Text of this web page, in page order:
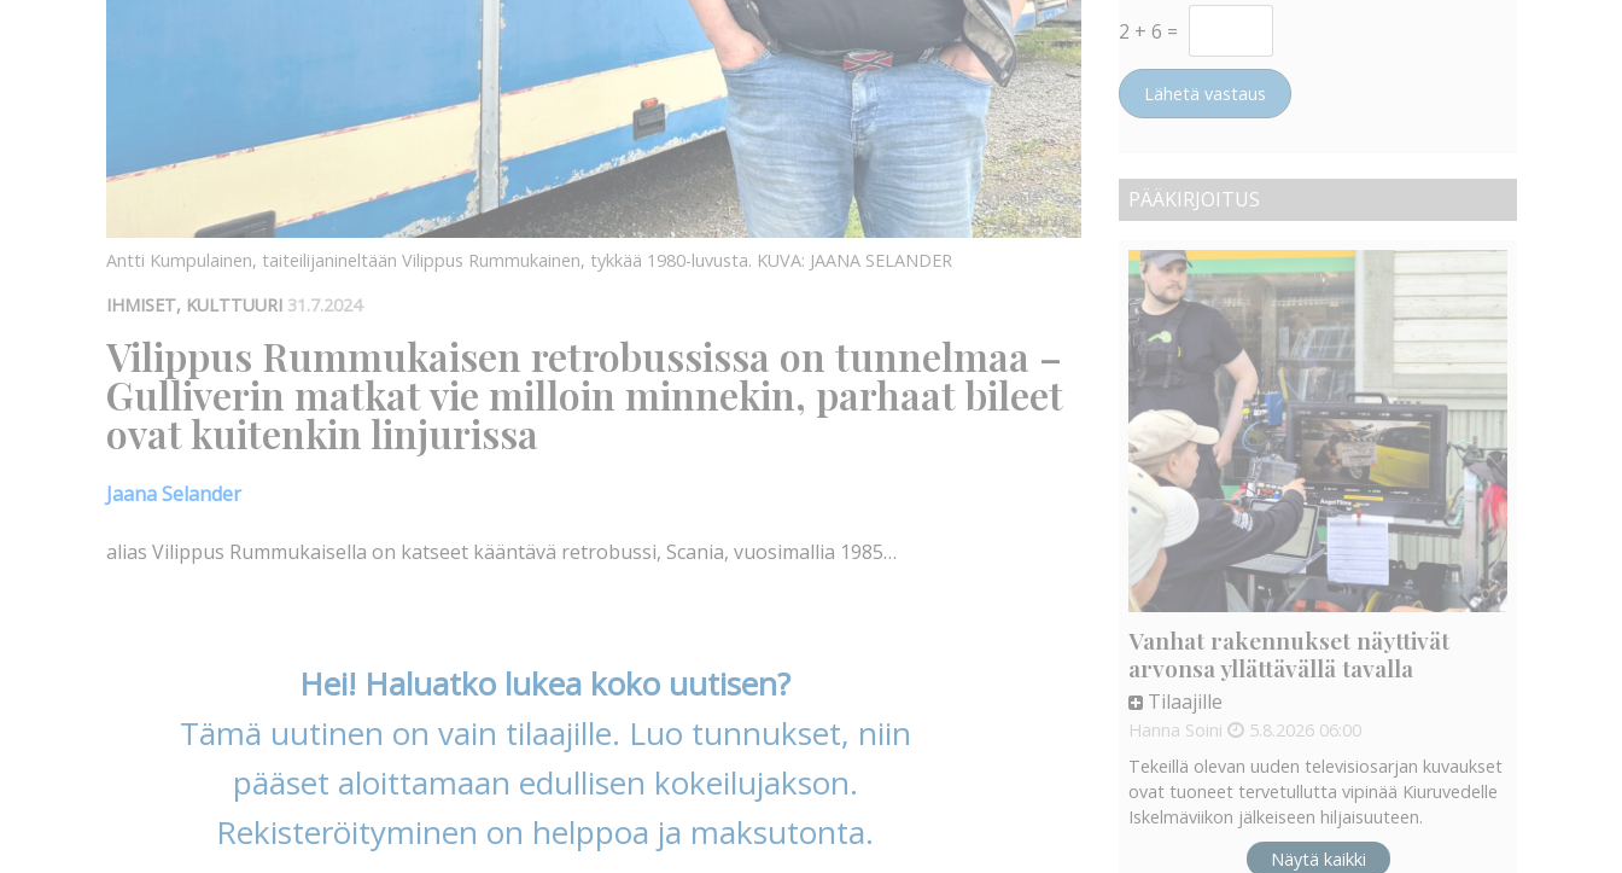
KUVA:
KUVA:
JAANA
SELANDER
Antti Kumpulainen, taiteilijanineltään Vilippus Rummukainen, tykkää 1980-luvusta. KUVA: JAANA SELANDER
IHMISET, KULTTUURI 31.7.2024
Vilippus Rummukaisen retrobussissa on tunnelmaa –
Gulliverin matkat vie milloin minnekin, parhaat bileet
ovat kuitenkin linjurissa
Jaana Selander
alias Vilippus Rummukaisella on katseet kääntävä retrobussi, Scania, vuosimallia 1985…
Hei! Haluatko lukea koko uutisen?
Tämä uutinen on vain tilaajille. Luo tunnukset, niin
pääset aloittamaan edullisen kokeilujakson.
Rekisteröityminen on helppoa ja maksutonta.
2 + 6 =
Lähetä vastaus
PÄÄKIRJOITUS
Vanhat rakennukset näyttivät
arvonsa yllättävällä tavalla
Tilaajille
Hanna Soini 5.8.2026 06:00
Tekeillä olevan uuden televisiosarjan kuvaukset
ovat tuoneet tervetullutta vipinää Kiuruvedelle
Iskelmäviikon jälkeiseen hiljaisuuteen.
Näytä kaikki